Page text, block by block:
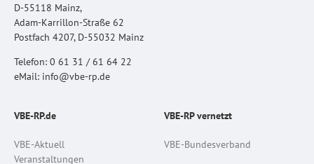
D-55118 Mainz,
Adam-Karrillon-Straße 62
Postfach 4207, D-55032 Mainz
Telefon: 0 61 31 / 61 64 22
eMail: info@vbe-rp.de
VBE-RP.de
VBE-Aktuell
Veranstaltungen
VBE-RP vernetzt
VBE-Bundesverband